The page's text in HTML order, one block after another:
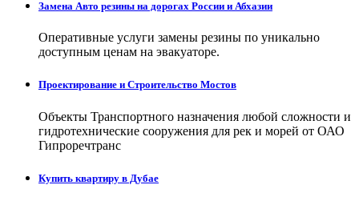
Замена Авто резины на дорогах России и Абхазии
Оперативные услуги замены резины по уникально
доступным ценам на эвакуаторе.
Проектирование и Строительство Мостов
Объекты Транспортного назначения любой сложности и
гидротехнические сооружения для рек и морей от ОАО
Гипроречтранс
Купить квартиру в Дубае